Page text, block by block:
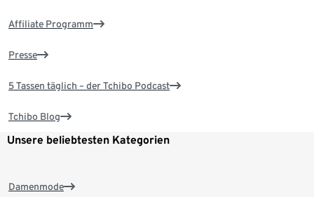
Affiliate Programm
Presse
5 Tassen täglich – der Tchibo Podcast
Tchibo Blog
Unsere beliebtesten Kategorien
Damenmode